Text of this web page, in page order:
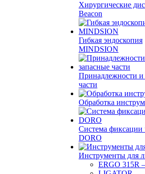
Хирургические
Beacon
Гибкая эндоскопия
MINDSION
Принадлежности и
части
Обработка
Система фиксации
DORO
Инструменты для
ERGO 315R